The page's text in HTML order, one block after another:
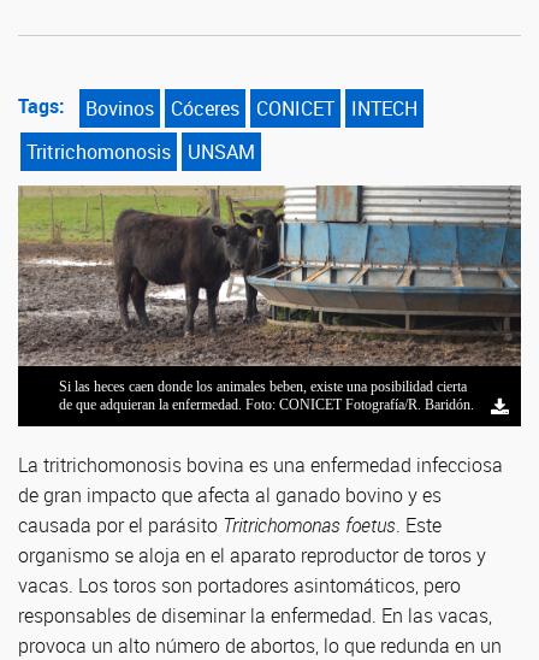
Tags: Bovinos Cóceres CONICET
INTECH
Tritrichomonosis
UNSAM
Si las heces caen donde los animales beben, existe una posibilidad cierta
de que adquieran la enfermedad. Foto: CONICET Fotografía/R. Baridón.
Verónica Cóceres junto a su equipo de trabajo en el INTECH. Foto:
gentileza investigadora.
La tritrichomonosis bovina es una enfermedad infecciosa
de gran impacto que afecta al ganado bovino y es
causada por el parásito Tritrichomonas foetus. Este
organismo se aloja en el aparato reproductor de toros y
vacas. Los toros son portadores asintomáticos, pero
responsables de diseminar la enfermedad. En las vacas,
provoca un alto número de abortos, lo que redunda en un